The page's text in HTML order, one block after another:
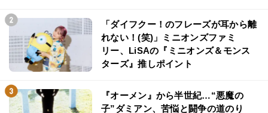
「ダイフクー！のフレーズが耳から離
れない！(笑)」ミニオンズファミ
リー、LiSAの『ミニオンズ＆モンス
ターズ』推しポイント
『オーメン』から半世紀…“悪魔の
子”ダミアン、苦悩と闘争の道のり